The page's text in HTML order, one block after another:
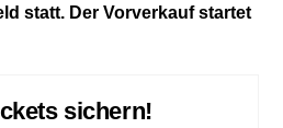
statt. Der Vorverkauf startet
sichern!